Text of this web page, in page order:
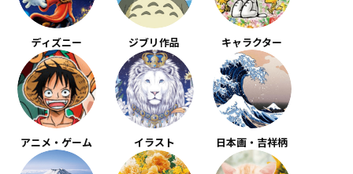
ディズニー ジブリ作品 キャラクター
アニメ・ゲーム イラスト 日本画・吉祥柄